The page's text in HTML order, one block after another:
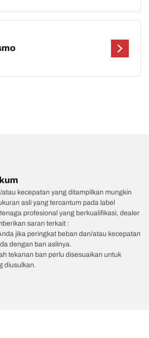
kecepatan yang ditampilkan mungkin
asli yang tercantum pada label
profesional yang berkualifikasi, dealer
saran terkait :
jika peringkat beban dan/atau kecepatan
dengan ban aslinya.
tekanan ban perlu disesuaikan untuk
diusulkan.